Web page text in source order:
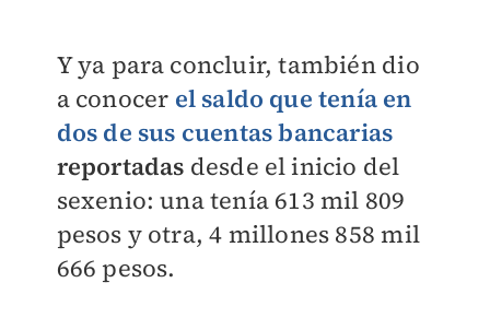
Y ya para concluir, también dio
a conocer el saldo que tenía en
dos de sus cuentas bancarias
reportadas desde el inicio del
sexenio: una tenía 613 mil 809
pesos y otra, 4 millones 858 mil
666 pesos.